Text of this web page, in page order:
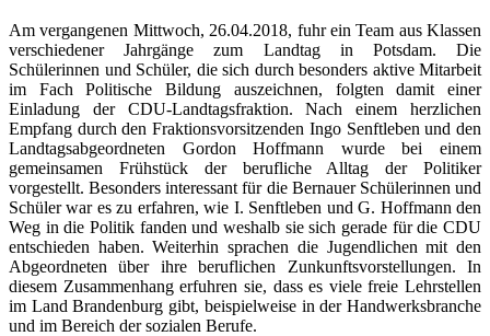
Am vergangenen Mittwoch, 26.04.2018, fuhr ein Team aus Klassen
verschiedener Jahrgänge zum Landtag in Potsdam. Die
Schülerinnen und Schüler, die sich durch besonders aktive Mitarbeit
im Fach Politische Bildung auszeichnen, folgten damit einer
Einladung der CDU-Landtagsfraktion. Nach einem herzlichen
Empfang durch den Fraktionsvorsitzenden Ingo Senftleben und den
Landtagsabgeordneten Gordon Hoffmann wurde bei einem
gemeinsamen Frühstück der berufliche Alltag der Politiker
vorgestellt. Besonders interessant für die Bernauer Schülerinnen und
Schüler war es zu erfahren, wie I. Senftleben und G. Hoffmann den
Weg in die Politik fanden und weshalb sie sich gerade für die CDU
entschieden haben. Weiterhin sprachen die Jugendlichen mit den
Abgeordneten über ihre beruflichen Zunkunftsvorstellungen. In
diesem Zusammenhang erfuhren sie, dass es viele freie Lehrstellen
im Land Brandenburg gibt, beispielweise in der Handwerksbranche
und im Bereich der sozialen Berufe.